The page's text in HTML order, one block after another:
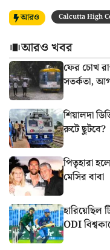
আরও Calcutta High
আরও খবর
ফের চোখ
সতর্কতা,
শিয়ালদা
রুটে ছুটবে?
পিতৃহারা
মেসির বাবা
হারিয়েছিল
ODI